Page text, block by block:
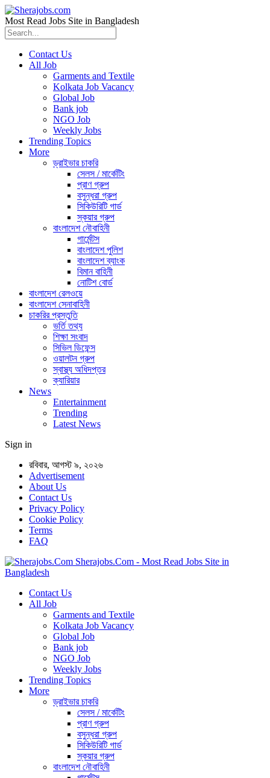
Most Read Jobs Site in Bangladesh
Contact Us
All Job
Garments and Textile
Kolkata Job Vacancy
Global Job
Bank job
NGO Job
Weekly Jobs
Trending Topics
More
ড্রাইভার চাকরি
সেলস / মার্কেটিং
প্রাণ গ্রুপ
বসুন্ধরা গ্রুপ
সিকিউরিটি গার্ড
স্কয়ার গ্রুপ
বাংলাদেশ নৌবাহিনী
গার্মেন্টস
বাংলাদেশ পুলিশ
বাংলাদেশ ব্যাংক
বিমান বাহিনী
নোটিশ বোর্ড
বাংলাদেশ রেলওয়ে
বাংলাদেশ সেনাবাহিনী
চাকরির প্রস্তুতি
ভর্তি তথ্য
শিক্ষা সংবাদ
সিভিল ডিফেন্স
ওয়ালটন গ্রুপ
স্বাস্থ্য অধিদপ্তর
ক্যারিয়ার
News
Entertainment
Trending
Latest News
Sign in
রবিবার, আগস্ট ৯, ২০২৬
Advertisement
About Us
Contact Us
Privacy Policy
Cookie Policy
Terms
FAQ
Sherajobs.Com - Most Read Jobs Site in
Bangladesh
Contact Us
All Job
Garments and Textile
Kolkata Job Vacancy
Global Job
Bank job
NGO Job
Weekly Jobs
Trending Topics
More
ড্রাইভার চাকরি
সেলস / মার্কেটিং
প্রাণ গ্রুপ
বসুন্ধরা গ্রুপ
সিকিউরিটি গার্ড
স্কয়ার গ্রুপ
বাংলাদেশ নৌবাহিনী